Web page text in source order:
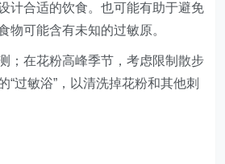
计合适的饮食。也可能有助于避免
物可能含有未知的过敏原。
；在花粉高峰季节，考虑限制散步
“过敏浴”，以清洗掉花粉和其他刺